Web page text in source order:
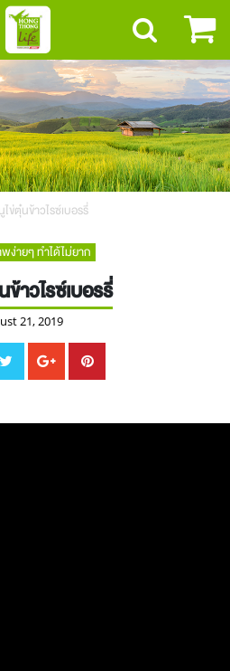
ไข่ตุ๋นข้าวไรซ์เบอรรี่
ง่ายๆ ทำได้ไม่ยาก
ข้าวไรซ์เบอรรี่
21, 2019